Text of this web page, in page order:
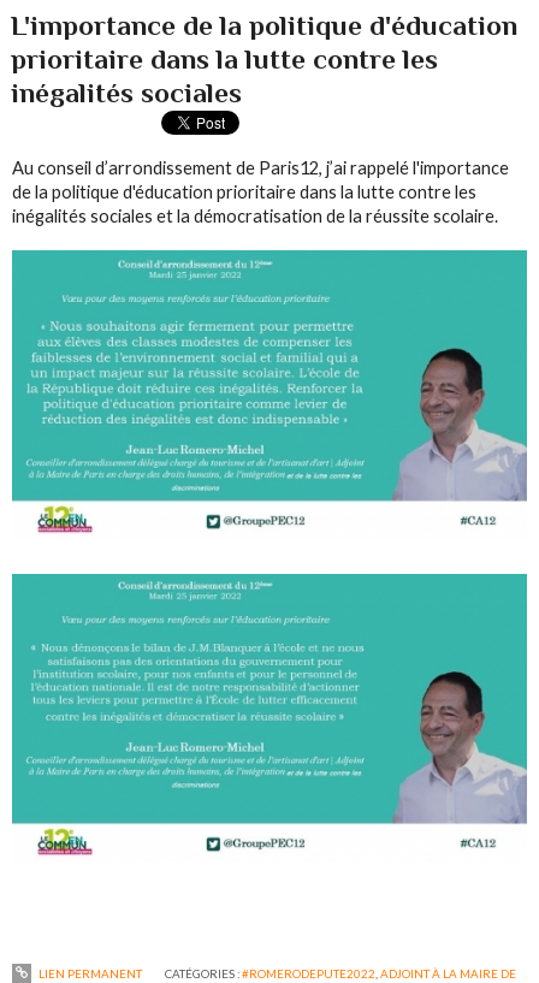
L'importance de la politique d'éducation
prioritaire dans la lutte contre les
inégalités sociales
Au conseil d’arrondissement de Paris12, j’ai rappelé l'importance
de la politique d'éducation prioritaire dans la lutte contre les
inégalités sociales et la démocratisation de la réussite scolaire.
LIEN PERMANENT CATÉGORIES :#ROMERODEPUTE2022,ADJOINT À LA MAIRE DE